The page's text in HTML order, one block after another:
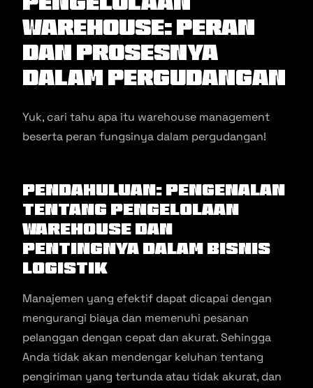
Warehouse: Peran
dan Prosesnya
dalam Pergudangan
Yuk, cari tahu apa itu warehouse management
beserta peran fungsinya dalam pergudangan!
Pendahuluan: Pengenalan
tentang Pengelolaan
Warehouse dan
Pentingnya dalam Bisnis
Logistik
Manajemen yang efektif dapat dicapai dengan
mengurangi biaya dan memenuhi pesanan
pelanggan dengan cepat dan akurat. Sehingga
Anda tidak akan mendengar keluhan tentang
pengiriman yang tertunda atau tidak akurat, dan